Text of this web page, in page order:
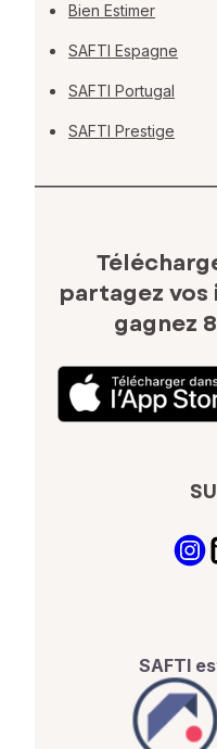
Bien Estimer
SAFTI Espagne
SAFTI Portugal
SAFTI Prestige
partagez
gagnez
SAFTI